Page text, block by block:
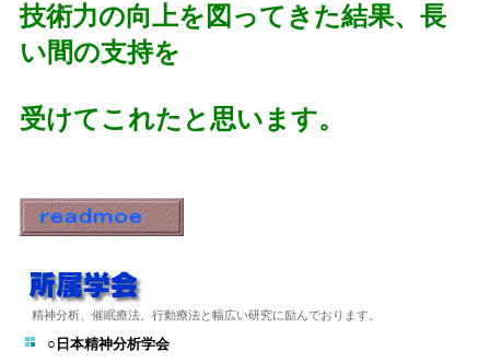
技術力の向上を図ってきた結果、長
い間の支持を
受けてこれたと思います。
精神分析、催眠療法、行動療法と幅広い研究に励んでおります。
○日本精神分析学会